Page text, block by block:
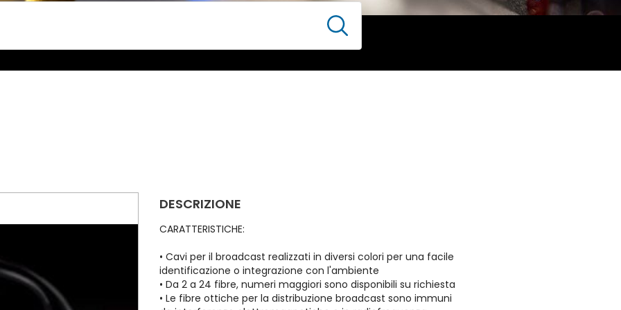
DESCRIZIONE
CARATTERISTICHE:
• Cavi per il broadcast realizzati in diversi colori per una facile
identificazione o integrazione con l'ambiente
• Da 2 a 24 fibre, numeri maggiori sono disponibili su richiesta
• Le fibre ottiche per la distribuzione broadcast sono immuni